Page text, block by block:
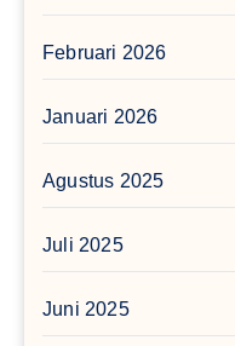
Februari 2026
Januari 2026
Agustus 2025
Juli 2025
Juni 2025